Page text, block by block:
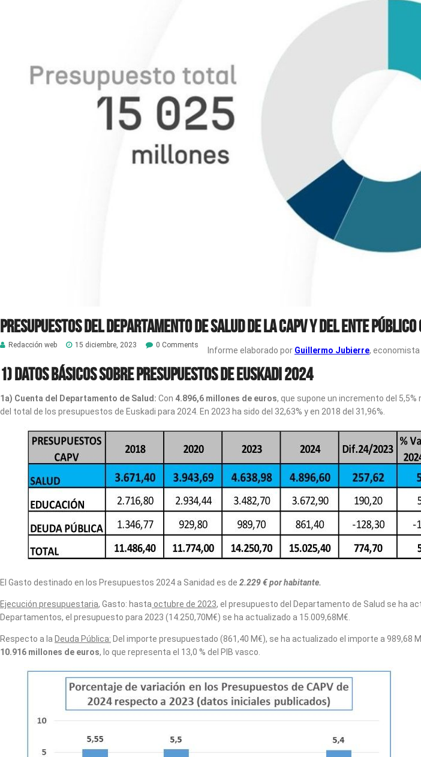
Presupuestos del Departamento de Salud de la CAPV y del Ente Público
Redacción web 15 diciembre, 2023 0 Comments
Informe elaborado por Guillermo Jubierre, economista
1) Datos básicos sobre presupuestos de Euskadi 2024
1a) Cuenta del Departamento de Salud: Con 4.896,6 millones de euros, que supone un incremento del
del total de los presupuestos de Euskadi para 2024. En 2023 ha sido del 32,63% y en 2018 del 31,96%.
El Gasto destinado en los Presupuestos 2024 a Sanidad es de 2.229 € por habitante.
Ejecución presupuestaria, Gasto: hasta octubre de 2023, el presupuesto del Departamento de Salud se ha
Departamentos, el presupuesto para 2023 (14.250,70M€) se ha actualizado a 15.009,68M€.
Respecto a la Deuda Pública: Del importe presupuestado (861,40 M€), se ha actualizado el importe a 989,68
10.916 millones de euros, lo que representa el 13,0 % del PIB vasco.